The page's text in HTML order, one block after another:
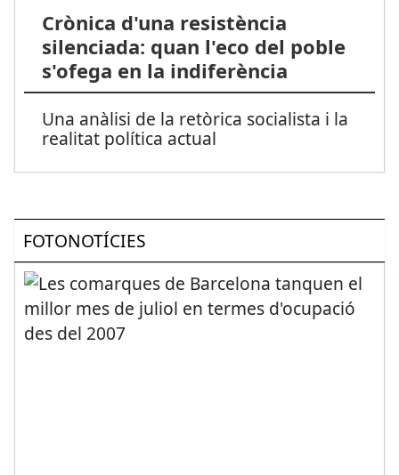
Crònica d'una resistència
silenciada: quan l'eco del poble
s'ofega en la indiferència
Una anàlisi de la retòrica socialista i la
realitat política actual
FOTONOTÍCIES